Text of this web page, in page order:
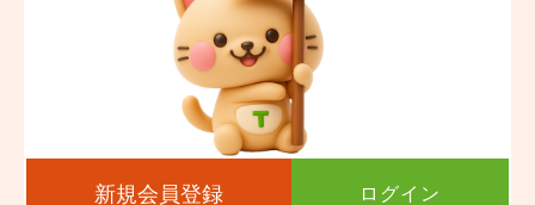
新規会員登録 ログイン